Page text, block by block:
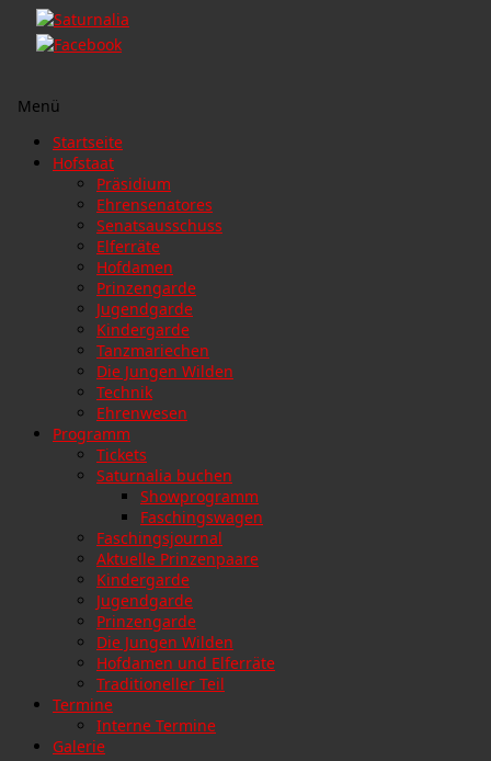
Menü
Zum
Inhalt
Startseite
Hofstaat
Präsidium
Ehrensenatores
Senatsausschuss
Elferräte
Hofdamen
Prinzengarde
Jugendgarde
Kindergarde
Tanzmariechen
Die Jungen Wilden
Technik
Ehrenwesen
Programm
Tickets
Saturnalia buchen
Showprogramm
Faschingswagen
Faschingsjournal
Aktuelle Prinzenpaare
Kindergarde
Jugendgarde
Prinzengarde
Die Jungen Wilden
Hofdamen und Elferräte
Traditioneller Teil
Termine
Interne Termine
Galerie